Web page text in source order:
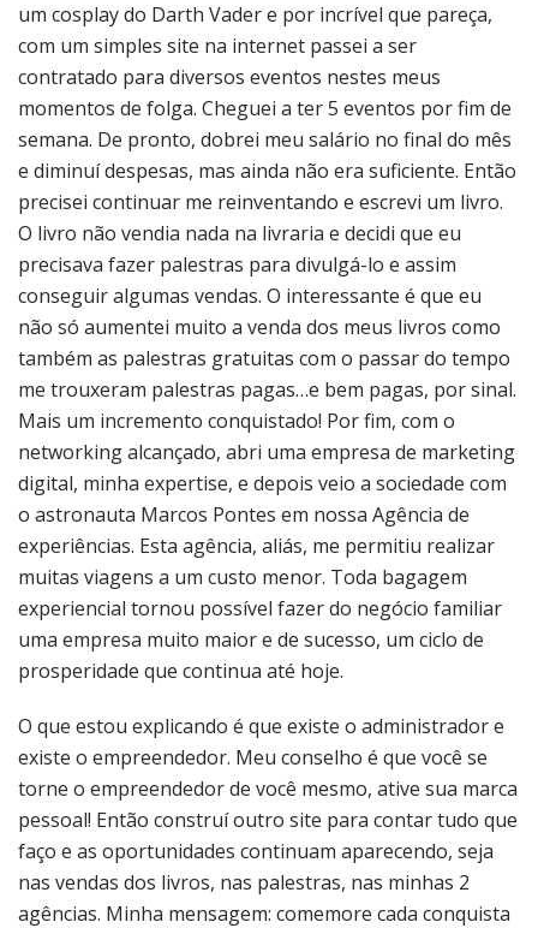
um cosplay do Darth Vader e por incrível que pareça,
com um simples site na internet passei a ser
contratado para diversos eventos nestes meus
momentos de folga. Cheguei a ter 5 eventos por fim de
semana. De pronto, dobrei meu salário no final do mês
e diminuí despesas, mas ainda não era suficiente. Então
precisei continuar me reinventando e escrevi um livro.
O livro não vendia nada na livraria e decidi que eu
precisava fazer palestras para divulgá-lo e assim
conseguir algumas vendas. O interessante é que eu
não só aumentei muito a venda dos meus livros como
também as palestras gratuitas com o passar do tempo
me trouxeram palestras pagas…e bem pagas, por sinal.
Mais um incremento conquistado! Por fim, com o
networking alcançado, abri uma empresa de marketing
digital, minha expertise, e depois veio a sociedade com
o astronauta Marcos Pontes em nossa Agência de
experiências. Esta agência, aliás, me permitiu realizar
muitas viagens a um custo menor. Toda bagagem
experiencial tornou possível fazer do negócio familiar
uma empresa muito maior e de sucesso, um ciclo de
prosperidade que continua até hoje.
O que estou explicando é que existe o administrador e
existe o empreendedor. Meu conselho é que você se
torne o empreendedor de você mesmo, ative sua marca
pessoal! Então construí outro site para contar tudo que
faço e as oportunidades continuam aparecendo, seja
nas vendas dos livros, nas palestras, nas minhas 2
agências. Minha mensagem: comemore cada conquista